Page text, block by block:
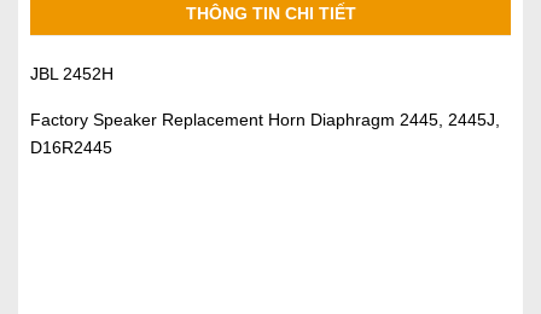
THÔNG TIN CHI TIẾT
JBL 2452H
Factory Speaker Replacement Horn Diaphragm 2445, 2445J,
D16R2445